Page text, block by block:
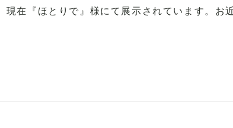
現在『ほとりで』様にて展示されています。お